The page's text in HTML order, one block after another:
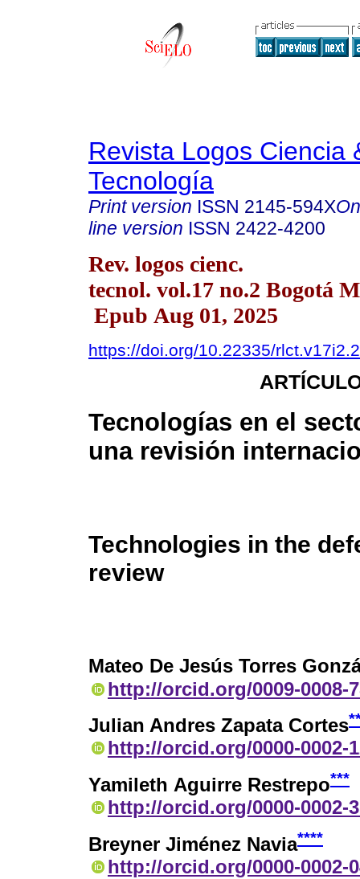
Revista Logos Ciencia
Tecnología
Print version ISSN 2145-594X
line version ISSN 2422-4200
Rev. logos cienc.
tecnol. vol.17 no.2 Bogotá
Epub Aug 01, 2025
https://doi.org/10.22335/
Tecnologías en el
una revisión
Technologies in the
review
Mateo De Jesús Torres
http://orcid.org/0009-0008-
Julian Andres Zapata Cortes
http://orcid.org/0000-0002-
Yamileth Aguirre Restrepo***
http://orcid.org/0000-0002-
Breyner Jiménez Navia****
http://orcid.org/0000-0002-